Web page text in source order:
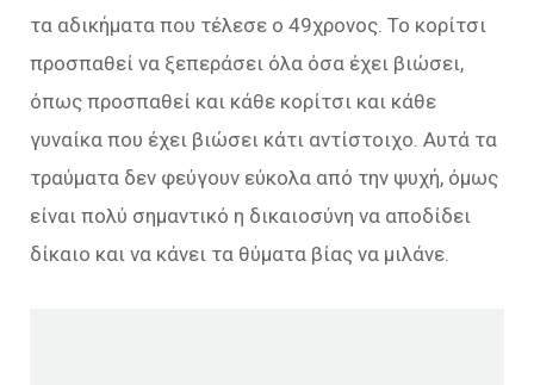
τα αδικήματα που τέλεσε ο 49χρονος. Το κορίτσι
προσπαθεί να ξεπεράσει όλα όσα έχει βιώσει,
όπως προσπαθεί και κάθε κορίτσι και κάθε
γυναίκα που έχει βιώσει κάτι αντίστοιχο. Αυτά τα
τραύματα δεν φεύγουν εύκολα από την ψυχή, όμως
είναι πολύ σημαντικό η δικαιοσύνη να αποδίδει
δίκαιο και να κάνει τα θύματα βίας να μιλάνε.